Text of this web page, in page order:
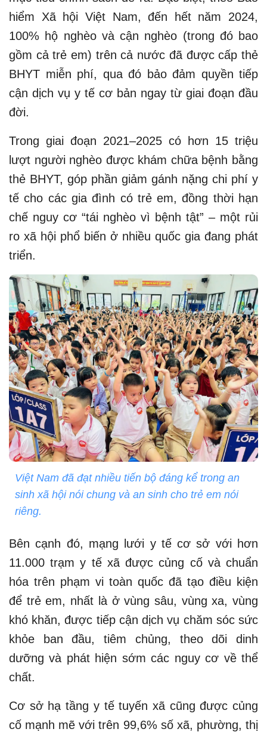
hiểm Xã hội Việt Nam, đến hết năm 2024,
100% hộ nghèo và cận nghèo (trong đó bao
gồm cả trẻ em) trên cả nước đã được cấp thẻ
BHYT miễn phí, qua đó bảo đảm quyền tiếp
cận dịch vụ y tế cơ bản ngay từ giai đoạn đầu
đời.
Trong giai đoạn 2021–2025 có hơn 15 triệu
lượt người nghèo được khám chữa bệnh bằng
thẻ BHYT, góp phần giảm gánh nặng chi phí y
tế cho các gia đình có trẻ em, đồng thời hạn
chế nguy cơ “tái nghèo vì bệnh tật” – một rủi
ro xã hội phổ biến ở nhiều quốc gia đang phát
triển.
Việt Nam đã đạt nhiều tiến bộ đáng kể trong an
sinh xã hội nói chung và an sinh cho trẻ em nói
riêng.
Bên cạnh đó, mạng lưới y tế cơ sở với hơn
11.000 trạm y tế xã được củng cố và chuẩn
hóa trên phạm vi toàn quốc đã tạo điều kiện
để trẻ em, nhất là ở vùng sâu, vùng xa, vùng
khó khăn, được tiếp cận dịch vụ chăm sóc sức
khỏe ban đầu, tiêm chủng, theo dõi dinh
dưỡng và phát hiện sớm các nguy cơ về thể
chất.
Cơ sở hạ tầng y tế tuyến xã cũng được củng
cố mạnh mẽ với trên 99,6% số xã, phường, thị